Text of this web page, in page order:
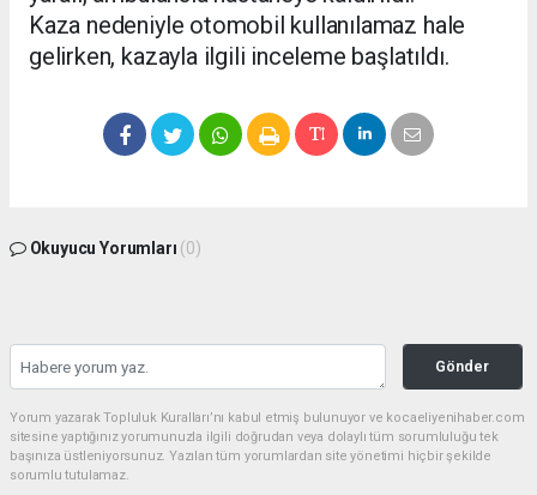
Kaza nedeniyle otomobil kullanılamaz hale
gelirken, kazayla ilgili inceleme başlatıldı.
Okuyucu Yorumları (0)
Gönder
Yorum yazarak Topluluk Kuralları’nı kabul etmiş bulunuyor ve kocaeliyenihaber.com
sitesine yaptığınız yorumunuzla ilgili doğrudan veya dolaylı tüm sorumluluğu tek
başınıza üstleniyorsunuz. Yazılan tüm yorumlardan site yönetimi hiçbir şekilde
sorumlu tutulamaz.